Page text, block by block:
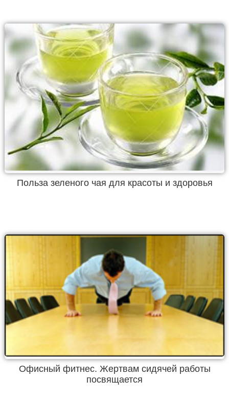
Польза зеленого чая для красоты и здоровья
Офисный фитнес. Жертвам сидячей работы
посвящается